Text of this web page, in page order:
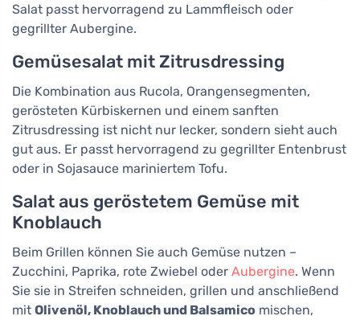
Salat passt hervorragend zu Lammfleisch oder
gegrillter Aubergine.
Gemüsesalat mit Zitrusdressing
Die Kombination aus Rucola, Orangensegmenten,
gerösteten Kürbiskernen und einem sanften
Zitrusdressing ist nicht nur lecker, sondern sieht auch
gut aus. Er passt hervorragend zu gegrillter Entenbrust
oder in Sojasauce mariniertem Tofu.
Salat aus geröstetem Gemüse mit
Knoblauch
Beim Grillen können Sie auch Gemüse nutzen –
Zucchini, Paprika, rote Zwiebel oder Aubergine. Wenn
Sie sie in Streifen schneiden, grillen und anschließend
mit Olivenöl, Knoblauch und Balsamico mischen,